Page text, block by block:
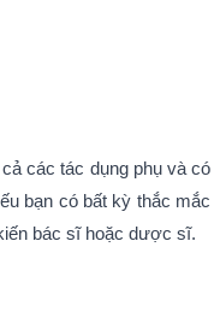
các tác dụng phụ và có
bạn có bất kỳ thắc mắc
bác sĩ hoặc dược sĩ.